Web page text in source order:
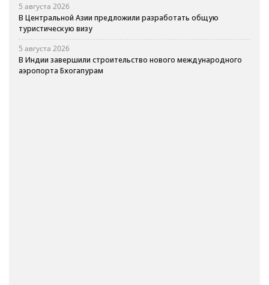
5 августа 2026
В Центральной Азии предложили разработать общую
туристическую визу
5 августа 2026
В Индии завершили строительство нового международного
аэропорта Бхогапурам